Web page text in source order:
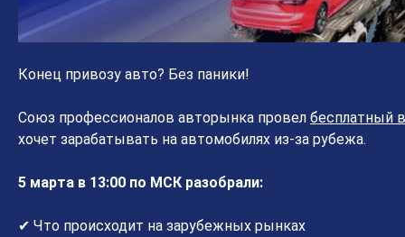
Конец привозу авто? Без паники!
Союз профессионалов авторынка провел бесплатный
хочет зарабатывать на автомобилях из-за рубежа.
5 марта в 13:00 по МСК разобрали:
✔ Что происходит на зарубежных рынках